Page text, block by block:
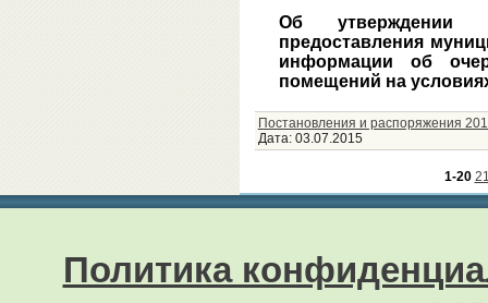
Об утверждении
предоставления
информации об
помещений на
Постановления и распоряжения
Дата: 03.07.2015
1-20
Политика